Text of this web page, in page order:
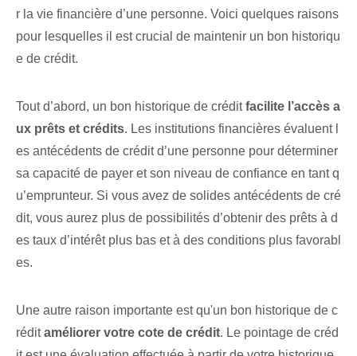
r la vie financière d’une personne. Voici quelques raisons
pour lesquelles il est crucial de maintenir un bon historiqu
e de crédit.
Tout d’abord, un bon historique de créditfacilite l’accès a
ux prêts et crédits. Les institutions financières évaluent l
es antécédents de crédit d’une personne pour déterminer
sa capacité de payer et son niveau de confiance en tant q
u’emprunteur. Si vous avez de solides antécédents de cré
dit, vous aurez plus de possibilités d’obtenir des prêts à d
es taux d’intérêt plus bas et à des conditions plus favorabl
es.
Une autre raison importante est qu'un bon historique de c
réditaméliorer votre cote de crédit. ‌Le ‌pointage de créd